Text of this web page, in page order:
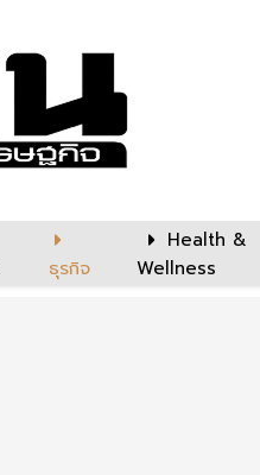
ธุรกิจ
Health &
Wellness